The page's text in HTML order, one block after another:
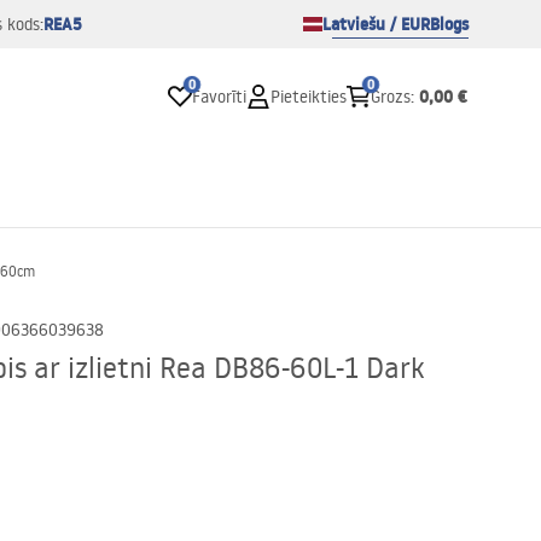
kods:REA5 Latviešu / EURBlogs
0
Favorīti Pieteikties
0
Grozs: 0,00 €
ar izlietni Rea DB86-60L-1 Dark